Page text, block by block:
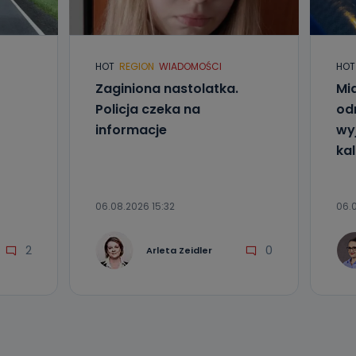
Wolności
od
żądania
od
2
HOT REGION WIADOMOŚCI
Zaginiona nastolatka.
Policja czeka na
informacje
06.08.2026 15:32
Arleta Zeidler 0
HOT